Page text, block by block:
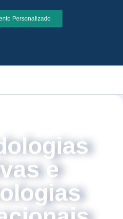
Personalizado
e